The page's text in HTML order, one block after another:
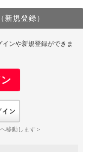
グイン
Amazon
ログイン画面へ遷移します
ト作成
Yahoo!
規登録）
ンや新規登録ができま
移動します＞